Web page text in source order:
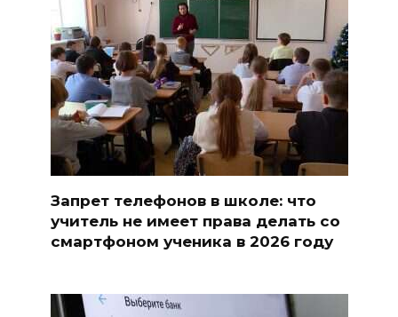
Запрет телефонов в школе: что
учитель не имеет права делать со
смартфоном ученика в 2026 году